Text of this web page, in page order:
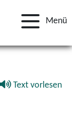
Menü
Text vorlesen